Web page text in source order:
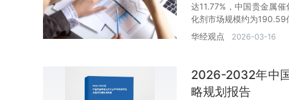
达11.77%，中国贵金属
化剂市场规模约为190.59
华经观点
2026-03-16
2026-2032年中
略规划报告